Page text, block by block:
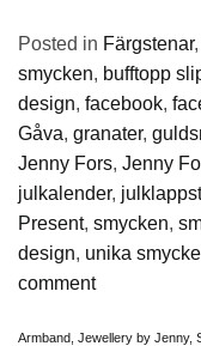
Posted in Färgstenar,
smycken, bufftopp
design, facebook,
Gåva, granater,
Jenny Fors, Jenny
julkalender,
Present, smycken,
design, unika
comment
Armband Jewellery by Jenny,